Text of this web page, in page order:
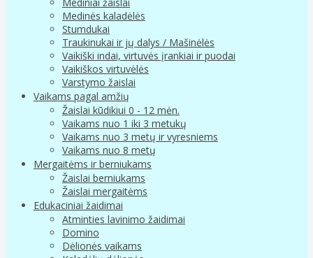
Medinės kaladėlės
Stumdukai
Traukinukai ir jų dalys / Mašinėlės
Vaikiški indai, virtuvės įrankiai ir puodai
Vaikiškos virtuvėlės
Varstymo žaislai
Vaikams pagal amžių
Žaislai kūdikiui 0 - 12 mėn.
Vaikams nuo 1 iki 3 metukų
Vaikams nuo 3 metų ir vyresniems
Vaikams nuo 8 metų
Mergaitėms ir berniukams
Žaislai berniukams
Žaislai mergaitėms
Edukaciniai žaidimai
Atminties lavinimo žaidimai
Domino
Dėlionės vaikams